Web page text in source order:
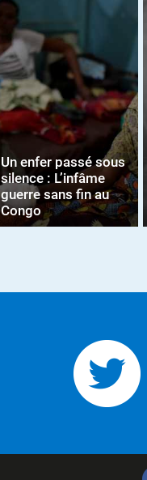
Un enfer passé sous
silence : L’infâme
guerre sans fin au
Congo